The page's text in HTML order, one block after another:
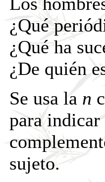
¿Qué
¿Qué ha
¿De quién
Se usa la n
para indicar
sujeto.